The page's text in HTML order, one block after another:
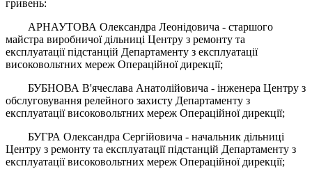
гривень:
АРНАУТОВА Олександра Леонідовича - старшого
майстра виробничої дільниці Центру з ремонту та
експлуатації підстанцій Департаменту з експлуатації
високовольтних мереж Операційної дирекції;
БУБНОВА В'ячеслава Анатолійовича - інженера Центру з
обслуговування релейного захисту Департаменту з
експлуатації високовольтних мереж Операційної дирекції;
БУГРА Олександра Сергійовича - начальник дільниці
Центру з ремонту та експлуатації підстанцій Департаменту з
експлуатації високовольтних мереж Операційної дирекції;